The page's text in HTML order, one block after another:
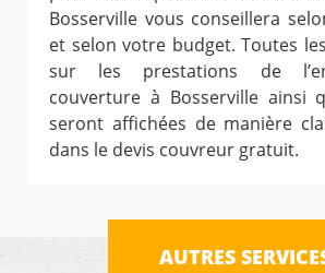
Bosserville vous conseillera
et selon votre budget. Toutes
sur les prestations de
couverture à Bosserville ainsi
seront affichées de manière
dans le devis couvreur gratuit.
AUTRES